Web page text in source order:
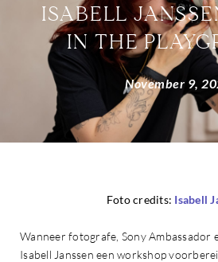
ISABELL
IN THE
November 9,
Foto credits: Isabell
Wanneer fotografe, Sony Ambassador
Isabell Janssen een workshop